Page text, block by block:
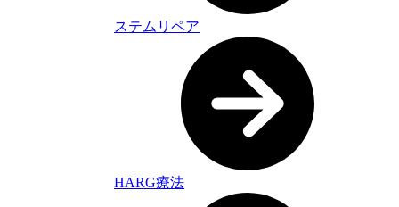
ステムリペア
HARG療法